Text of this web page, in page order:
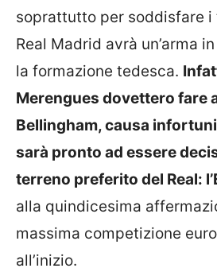
soprattutto per soddisfare i
Real Madrid avrà un’arma
la formazione tedesca.
Merengues dovettero fare
Bellingham, causa
sarà pronto ad essere
terreno preferito del Real:
alla quindicesima
massima competizione
all’inizio.